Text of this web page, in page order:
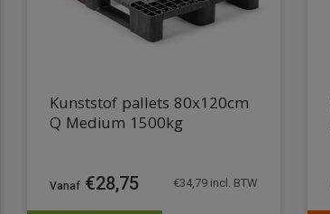
Kunststof pallets 80x120cm
Q Medium 1500kg
€28,75 €34,79incl. BTW